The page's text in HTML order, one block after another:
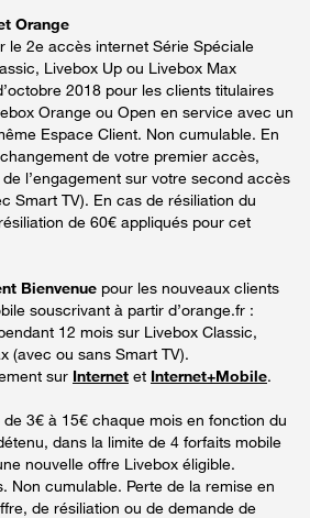
Orange
le 2e accès internet Série Spéciale
Livebox Up ou Livebox Max
2018 pour les clients titulaires
Orange ou Open en service avec un
Espace Client. Non cumulable. En
de votre premier accès,
l’engagement sur votre second accès
Smart TV). En cas de résiliation du
de 60€ appliqués pour cet
Bienvenue pour les nouveaux clients
souscrivant à partir d’orange.fr :
12 mois sur Livebox Classic,
(avec ou sans Smart TV).
sur Internet et Internet+Mobile.
de 3€ à 15€ chaque mois en fonction du
dans la limite de 4 forfaits mobile
nouvelle offre Livebox éligible.
Non cumulable. Perte de la remise en
de résiliation ou de demande de